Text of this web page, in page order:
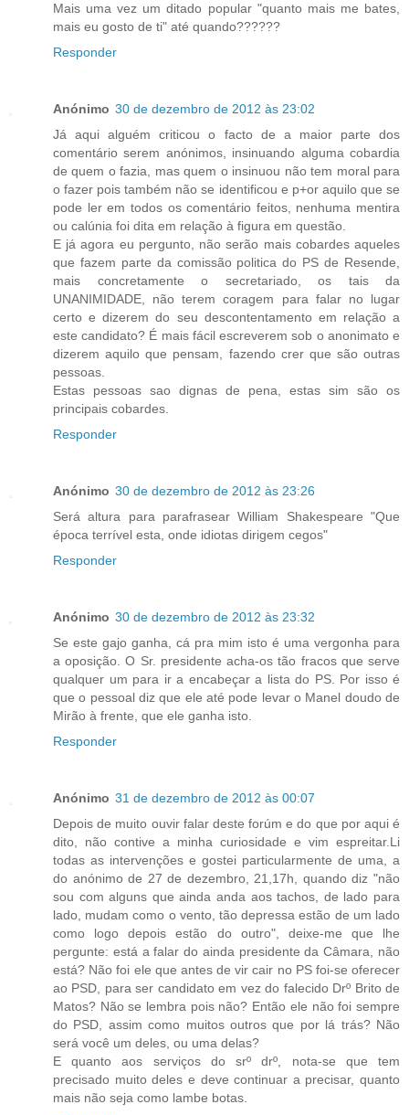
Mais uma vez um ditado popular "quanto mais me bates,
mais eu gosto de ti" até quando??????
Responder
Anónimo 30 de dezembro de 2012 às 23:02
Já aqui alguém criticou o facto de a maior parte dos
comentário serem anónimos, insinuando alguma cobardia
de quem o fazia, mas quem o insinuou não tem moral para
o fazer pois também não se identificou e p+or aquilo que se
pode ler em todos os comentário feitos, nenhuma mentira
ou calúnia foi dita em relação à figura em questão.
E já agora eu pergunto, não serão mais cobardes aqueles
que fazem parte da comissão politica do PS de Resende,
mais concretamente o secretariado, os tais da
UNANIMIDADE, não terem coragem para falar no lugar
certo e dizerem do seu descontentamento em relação a
este candidato? É mais fácil escreverem sob o anonimato e
dizerem aquilo que pensam, fazendo crer que são outras
pessoas.
Estas pessoas sao dignas de pena, estas sim são os
principais cobardes.
Responder
Anónimo 30 de dezembro de 2012 às 23:26
Será altura para parafrasear William Shakespeare "Que
época terrível esta, onde idiotas dirigem cegos"
Responder
Anónimo 30 de dezembro de 2012 às 23:32
Se este gajo ganha, cá pra mim isto é uma vergonha para
a oposição. O Sr. presidente acha-os tão fracos que serve
qualquer um para ir a encabeçar a lista do PS. Por isso é
que o pessoal diz que ele até pode levar o Manel doudo de
Mirão à frente, que ele ganha isto.
Responder
Anónimo 31 de dezembro de 2012 às 00:07
Depois de muito ouvir falar deste forúm e do que por aqui é
dito, não contive a minha curiosidade e vim espreitar.Li
todas as intervenções e gostei particularmente de uma, a
do anónimo de 27 de dezembro, 21,17h, quando diz "não
sou com alguns que ainda anda aos tachos, de lado para
lado, mudam como o vento, tão depressa estão de um lado
como logo depois estão do outro", deixe-me que lhe
pergunte: está a falar do ainda presidente da Câmara, não
está? Não foi ele que antes de vir cair no PS foi-se oferecer
ao PSD, para ser candidato em vez do falecido Drº Brito de
Matos? Não se lembra pois não? Então ele não foi sempre
do PSD, assim como muitos outros que por lá trás? Não
será você um deles, ou uma delas?
E quanto aos serviços do srº drº, nota-se que tem
precisado muito deles e deve continuar a precisar, quanto
mais não seja como lambe botas.